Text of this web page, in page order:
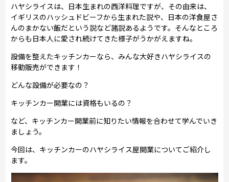
ハヤシライスは、日本生まれの西洋料理ですが、その由来は、
イギリスのハッシュドビーフから生まれた説や、日本の洋食屋さ
んのまかない飯だという説など諸説あるようです。そんなところ
からも日本人に愛され続けてきた様子がうかがえますね。
設備を整えたキッチンカーなら、みんな大好きハヤシライスの
移動販売ができます！
どんな設備が必要なの？
キッチンカー開業には資格もいるの？
など、キッチンカー開業前に知りたい情報を合わせて学んでいき
ましょう。
今回は、キッチンカーのハヤシライス屋開業についてご紹介し
ます。